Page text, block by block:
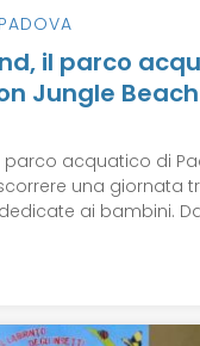
PADOVA
il parco
Jungle
parco acquatico di
una giornata
ai bambini.